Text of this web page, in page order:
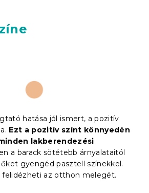
hatása jól ismert, a pozitív
Ezt a pozitív színt könnyedén
lakberendezési
a barack sötétebb árnyalataitól
gyengéd pasztell színekkel.
felidézheti az otthon melegét.